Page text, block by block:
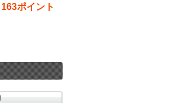
ポイント